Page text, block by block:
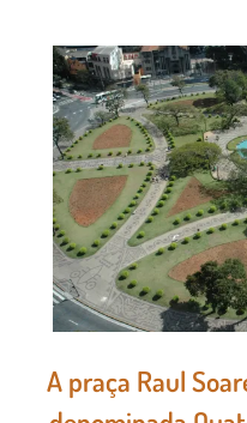
Conteúdo Principal
A praça Raul